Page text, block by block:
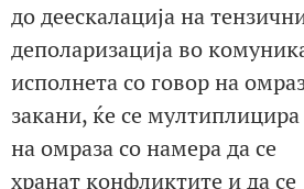
до деескалација на
деполаризација во
исполнета со говор на
закани, ќе се
на омраза со намера да се
хранат конфликтите и да се